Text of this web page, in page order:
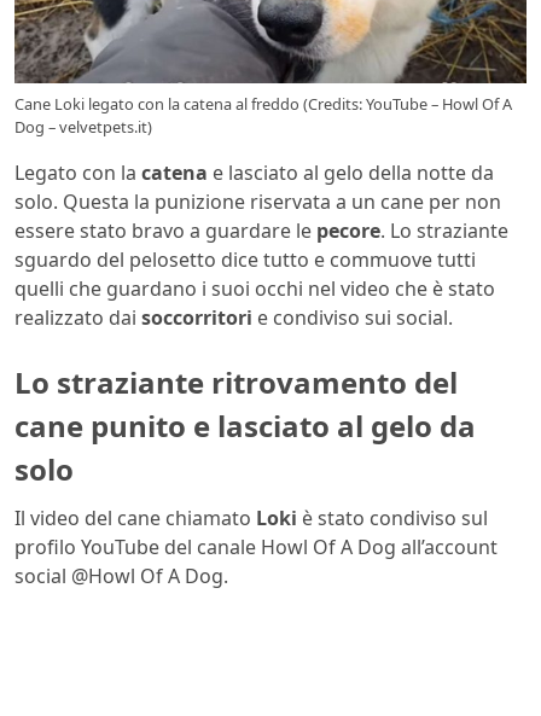
Cane Loki legato con la catena al freddo (Credits: YouTube – Howl Of A
Dog – velvetpets.it)
Legato con la catena e lasciato al gelo della notte da
solo. Questa la punizione riservata a un cane per non
essere stato bravo a guardare le pecore. Lo straziante
sguardo del pelosetto dice tutto e commuove tutti
quelli che guardano i suoi occhi nel video che è stato
realizzato dai soccorritori e condiviso sui social.
Lo straziante ritrovamento del
cane punito e lasciato al gelo da
solo
Il video del cane chiamato Loki è stato condiviso sul
profilo YouTube del canale Howl Of A Dog all’account
social @Howl Of A Dog.